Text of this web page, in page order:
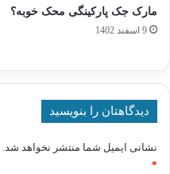
مارک جک پارکینگی محک خوبه؟
9 اسفند 1402
دیدگاهتان را بنویسید
نشانی ایمیل شما منتشر نخواهد شد.
*